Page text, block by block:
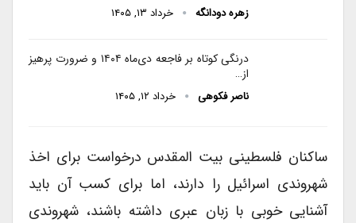
زهره دودانگه خرداد ۱۳, ۱۴۰۵
درنگی کوتاه بر فاجعه دی‌ماه ۱۴۰۴ و ضرورت پرهیز
از…
ناصر فکوهی خرداد ۱۲, ۱۴۰۵
ساکنان فلسطینی بیت المقدس درخواست برای اخذ
شهروندی اسرائیل را دارند، اما برای کسب آن باید
آشنایی خوبی با زبان عبری داشته باشند، شهروندی